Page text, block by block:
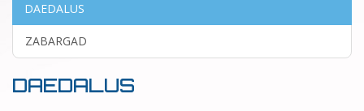
DAEDALUS
ZABARGAD
DAEDALUS